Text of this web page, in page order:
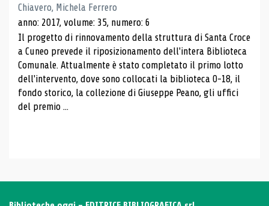
Chiavero, Michela Ferrero
anno: 2017, volume: 35, numero: 6
Il progetto di rinnovamento della struttura di Santa Croce
a Cuneo prevede il riposizionamento dell'intera Biblioteca
Comunale. Attualmente è stato completato il primo lotto
dell'intervento, dove sono collocati la biblioteca 0-18, il
fondo storico, la collezione di Giuseppe Peano, gli uffici
del premio ...